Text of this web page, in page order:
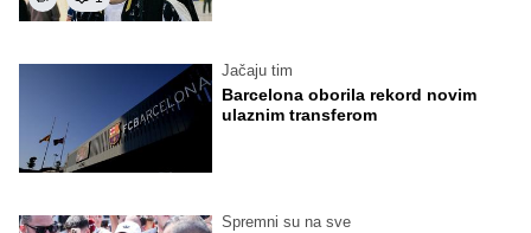
Jačaju tim
Barcelona oborila rekord novim
ulaznim transferom
Spremni su na sve